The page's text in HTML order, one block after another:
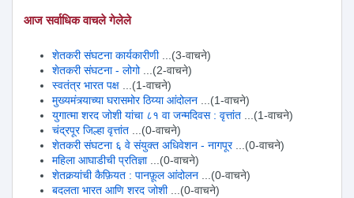
आज सर्वाधिक वाचले गेलेले
शेतकरी संघटना कार्यकारीणी ...(3-वाचने)
शेतकरी संघटना - लोगो ...(2-वाचने)
स्वतंत्र भारत पक्ष ...(1-वाचने)
मुख्यमंत्र्याच्या घरासमोर ठिय्या आंदोलन ...(1-वाचने)
युगात्मा शरद जोशी यांचा ८१ वा जन्मदिवस : वृत्तांत ...(1-वाचने)
चंद्रपूर जिल्हा वृत्तांत ...(0-वाचने)
शेतकरी संघटना ६ वे संयुक्त अधिवेशन - नागपूर ...(0-वाचने)
महिला आघाडीची प्रतिज्ञा ...(0-वाचने)
शेतकर्‍यांची कैफ़ियत : पानफ़ूल आंदोलन ...(0-वाचने)
बदलता भारत आणि शरद जोशी ...(0-वाचने)